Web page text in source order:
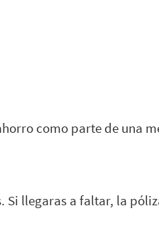
como parte de una
Si llegaras a faltar, la